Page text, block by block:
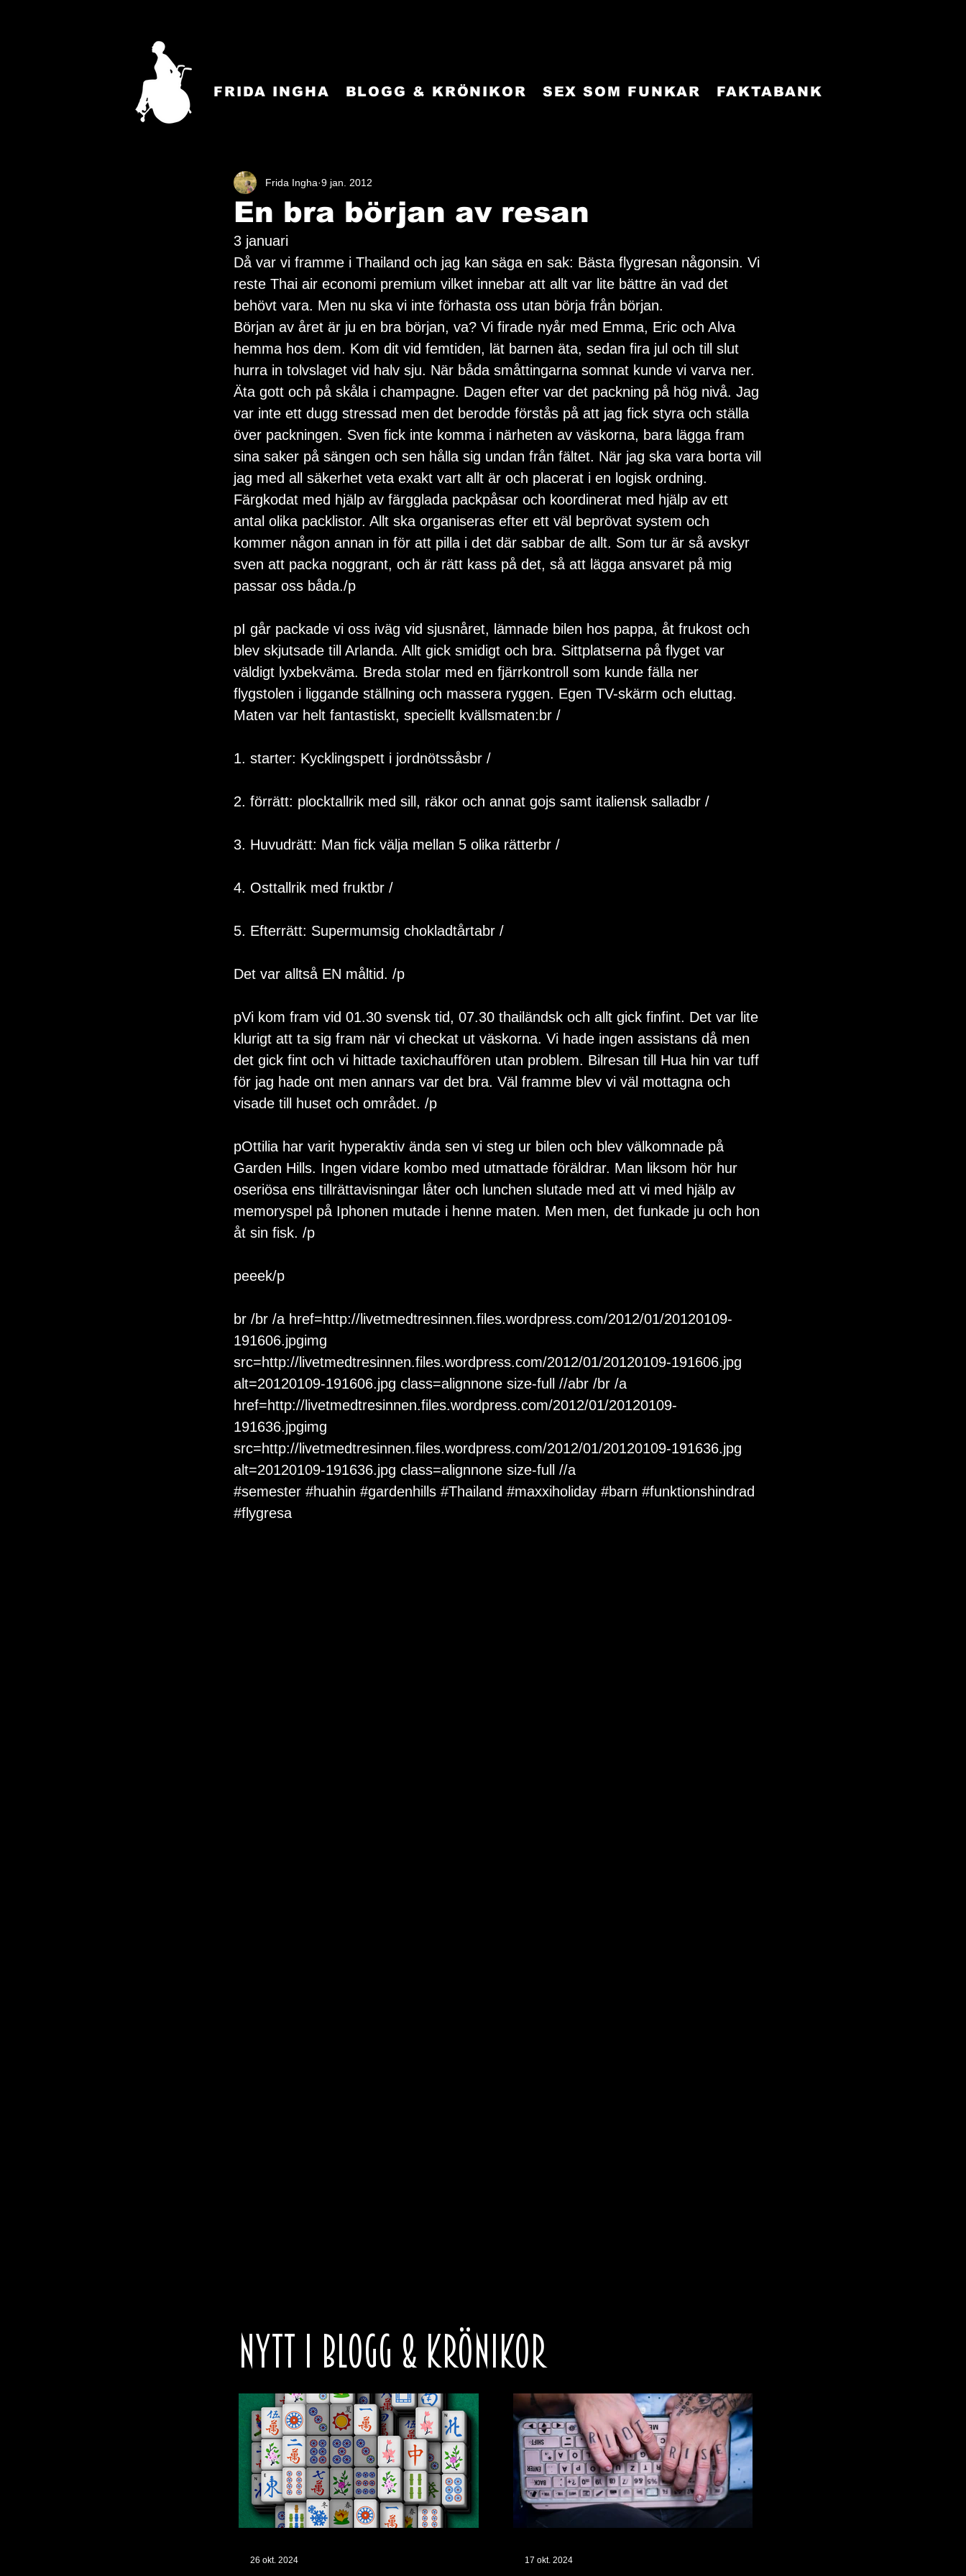
FRIDA INGHA BLOGG & KRÖNIKOR SEX SOM FUNKAR FAKTABANK
En bra början av resan
Frida Ingha 9 jan. 2012
3 januari
Då var vi framme i Thailand och jag kan säga en sak: Bästa flygresan någonsin. Vi
reste Thai air economi premium vilket innebar att allt var lite bättre än vad det
behövt vara. Men nu ska vi inte förhasta oss utan börja från början.
Början av året är ju en bra början, va? Vi firade nyår med Emma, Eric och Alva
hemma hos dem. Kom dit vid femtiden, lät barnen äta, sedan fira jul och till slut
hurra in tolvslaget vid halv sju. När båda småttingarna somnat kunde vi varva ner.
Äta gott och på skåla i champagne. Dagen efter var det packning på hög nivå. Jag
var inte ett dugg stressad men det berodde förstås på att jag fick styra och ställa
över packningen. Sven fick inte komma i närheten av väskorna, bara lägga fram
sina saker på sängen och sen hålla sig undan från fältet. När jag ska vara borta vill
jag med all säkerhet veta exakt vart allt är och placerat i en logisk ordning.
Färgkodat med hjälp av färgglada packpåsar och koordinerat med hjälp av ett
antal olika packlistor. Allt ska organiseras efter ett väl beprövat system och
kommer någon annan in för att pilla i det där sabbar de allt. Som tur är så avskyr
sven att packa noggrant, och är rätt kass på det, så att lägga ansvaret på mig
passar oss båda./p
pI går packade vi oss iväg vid sjusnåret, lämnade bilen hos pappa, åt frukost och
blev skjutsade till Arlanda. Allt gick smidigt och bra. Sittplatserna på flyget var
väldigt lyxbekväma. Breda stolar med en fjärrkontroll som kunde fälla ner
flygstolen i liggande ställning och massera ryggen. Egen TV-skärm och eluttag.
Maten var helt fantastiskt, speciellt kvällsmaten:br /
1. starter: Kycklingspett i jordnötssåsbr /
2. förrätt: plocktallrik med sill, räkor och annat gojs samt italiensk salladbr /
3. Huvudrätt: Man fick välja mellan 5 olika rätterbr /
4. Osttallrik med fruktbr /
5. Efterrätt: Supermumsig chokladtårtabr /
Det var alltså EN måltid. /p
pVi kom fram vid 01.30 svensk tid, 07.30 thailändsk och allt gick finfint. Det var lite
klurigt att ta sig fram när vi checkat ut väskorna. Vi hade ingen assistans då men
det gick fint och vi hittade taxichauffören utan problem. Bilresan till Hua hin var tuff
för jag hade ont men annars var det bra. Väl framme blev vi väl mottagna och
visade till huset och området. /p
pOttilia har varit hyperaktiv ända sen vi steg ur bilen och blev välkomnade på
Garden Hills. Ingen vidare kombo med utmattade föräldrar. Man liksom hör hur
oseriösa ens tillrättavisningar låter och lunchen slutade med att vi med hjälp av
memoryspel på Iphonen mutade i henne maten. Men men, det funkade ju och hon
åt sin fisk. /p
peeek/p
br /br /a href=http://livetmedtresinnen.files.wordpress.com/2012/01/20120109-
191606.jpgimg
src=http://livetmedtresinnen.files.wordpress.com/2012/01/20120109-191606.jpg
alt=20120109-191606.jpg class=alignnone size-full //abr /br /a
href=http://livetmedtresinnen.files.wordpress.com/2012/01/20120109-
191636.jpgimg
src=http://livetmedtresinnen.files.wordpress.com/2012/01/20120109-191636.jpg
alt=20120109-191636.jpg class=alignnone size-full //a
#semester #huahin #gardenhills #Thailand #maxxiholiday #barn #funktionshindrad
#flygresa
NYTT I BLOGG & KRÖNIKOR
26 okt. 2024 17 okt. 2024